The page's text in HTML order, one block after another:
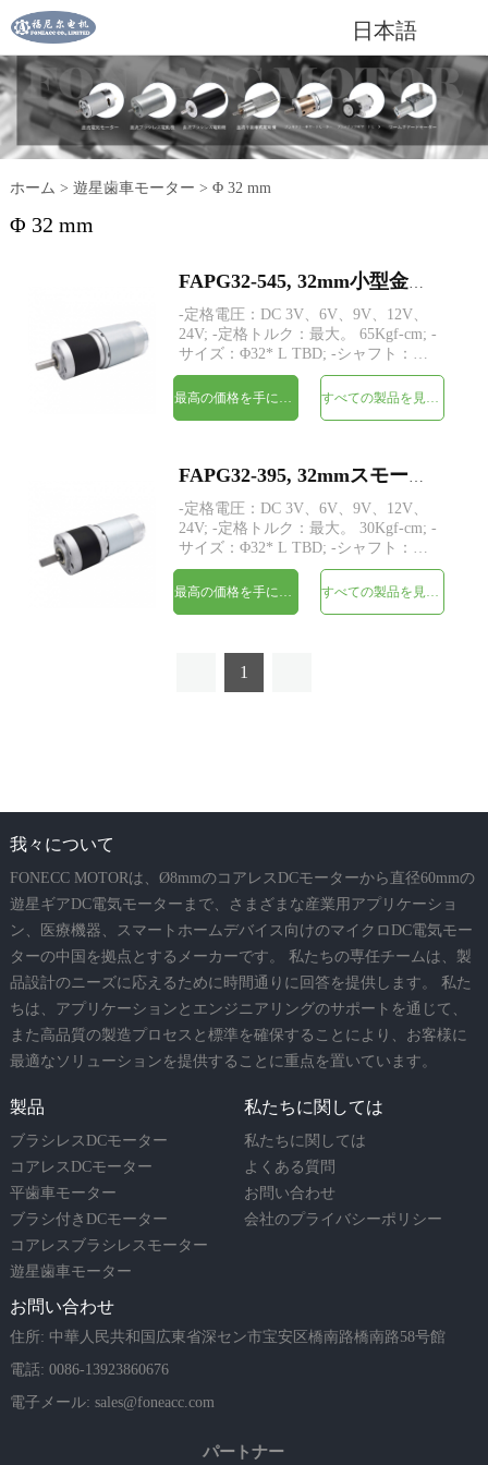
日本語
ホーム > 遊星歯車モーター > Φ 32 mm
Φ 32 mm
FAPG32-545, 32mm小型金属プラネタリギアヘッドDC電気モーター
-定格電圧：DC 3V、6V、9V、12V、
24V; -定格トルク：最大。 65Kgf-cm; -
サイズ：Φ32* L TBD; -シャフト：
Φ6mmDカット1mm; -エンコーダー：
磁気エンコーダー; -MOQ：500個
-定格電圧：DC 3V、6V、9V、12V、
24V; -定格トルク：最大。 30Kgf-cm; -
サイズ：Φ32* L TBD; -シャフト：
Φ6mmDカット1mm; -エンコーダー：
磁気エンコーダー; -MOQ：500個
1
我々について
FONECC MOTORは、Ø8mmのコアレスDCモーターから直径60mmの
遊星ギアDC電気モーターまで、さまざまな産業用アプリケーショ
ン、医療機器、スマートホームデバイス向けのマイクロDC電気モー
ターの中国を拠点とするメーカーです。 私たちの専任チームは、製
品設計のニーズに応えるために時間通りに回答を提供します。 私た
ちは、アプリケーションとエンジニアリングのサポートを通じて、
また高品質の製造プロセスと標準を確保することにより、お客様に
最適なソリューションを提供することに重点を置いています。
製品
ブラシレスDCモーター
コアレスDCモーター
平歯車モーター
ブラシ付きDCモーター
コアレスブラシレスモーター
遊星歯車モーター
私たちに関しては
私たちに関しては
よくある質問
お問い合わせ
会社のプライバシーポリシー
お問い合わせ
住所: 中華人民共和国広東省深セン市宝安区橋南路橋南路58号館
電話: 0086-13923860676
電子メール: sales@foneacc.com
パートナー